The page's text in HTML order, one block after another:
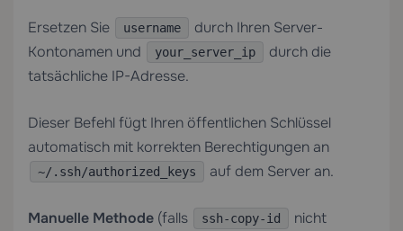
Ersetzen Sie username
durch Ihren Server-
Kontonamen und
your_server_ip
durch die
tatsächliche IP-Adresse.
Dieser Befehl fügt Ihren öffentlichen Schlüssel
automatisch mit korrekten Berechtigungen an
~/.ssh/authorized_keys auf dem Server an.
Manuelle Methode (falls ssh-copy-id
nicht